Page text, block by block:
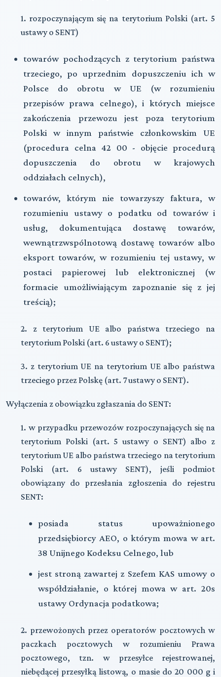
1. rozpoczynającym się na terytorium Polski (art. 5
ustawy o SENT)
towarów pochodzących z terytorium państwa
trzeciego, po uprzednim dopuszczeniu ich w
Polsce do obrotu w UE (w rozumieniu
przepisów prawa celnego), i których miejsce
zakończenia przewozu jest poza terytorium
Polski w innym państwie członkowskim UE
(procedura celna 42 00 - objęcie procedurą
dopuszczenia do obrotu w krajowych
oddziałach celnych),
towarów, którym nie towarzyszy faktura, w
rozumieniu ustawy o podatku od towarów i
usług, dokumentująca dostawę towarów,
wewnątrzwspólnotową dostawę towarów albo
eksport towarów, w rozumieniu tej ustawy, w
postaci papierowej lub elektronicznej (w
formacie umożliwiającym zapoznanie się z jej
treścią);
2. z terytorium UE albo państwa trzeciego na
terytorium Polski (art. 6 ustawy o SENT);
3. z terytorium UE na terytorium UE albo państwa
trzeciego przez Polskę (art. 7 ustawy o SENT).
Wyłączenia z obowiązku zgłaszania do SENT:
1. w przypadku przewozów rozpoczynających się na
terytorium Polski (art. 5 ustawy o SENT) albo z
terytorium UE albo państwa trzeciego na terytorium
Polski (art. 6 ustawy SENT), jeśli podmiot
obowiązany do przesłania zgłoszenia do rejestru
SENT:
posiada status upoważnionego
przedsiębiorcy AEO, o którym mowa w art.
38 Unijnego Kodeksu Celnego, lub
jest stroną zawartej z Szefem KAS umowy o
współdziałanie, o której mowa w art. 20s
ustawy Ordynacja podatkowa;
2. przewożonych przez operatorów pocztowych w
paczkach pocztowych w rozumieniu Prawa
pocztowego, tzn. w przesyłce rejestrowanej,
niebędącej przesyłką listową, o masie do 20 000 g i